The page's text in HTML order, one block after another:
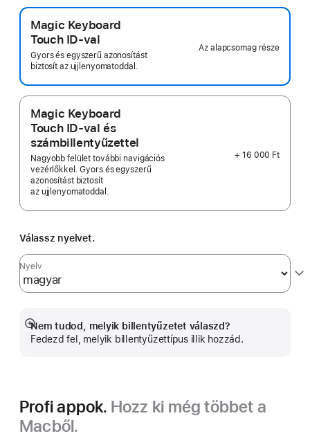
Magic Keyboard
Touch ID‑val
Gyors és egyszerű azonosítást
biztosít az ujjlenyomatoddal.
Az alapcsomag része
Magic Keyboard
Touch ID-val és
számbillentyűzettel
Nagyobb felület további navigációs
vezérlőkkel. Gyors és egyszerű
azonosítást biztosít
az ujjlenyomatoddal.
+ 16 000 Ft
Válassz nyelvet.
Nyelv
Nem tudod, melyik billentyűzetet válaszd?
Fedezd fel, melyik billentyűzettípus illik hozzád.
Bővebb
információ
Profi appok. Hozz ki még többet a
Macből.